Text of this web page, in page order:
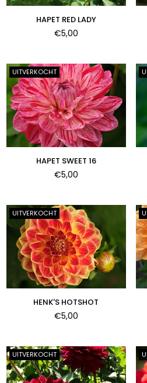
HAPET RED LADY
Normale
€5,00
UITVERKOCHT
HAPET SWEET 16
Normale
€5,00
UITVERKOCHT
HENK'S HOTSHOT
Normale
€5,00
UITVERKOCHT